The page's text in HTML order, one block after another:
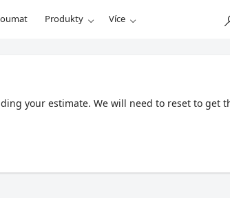
Produkty Více
your estimate. We will need to reset to get